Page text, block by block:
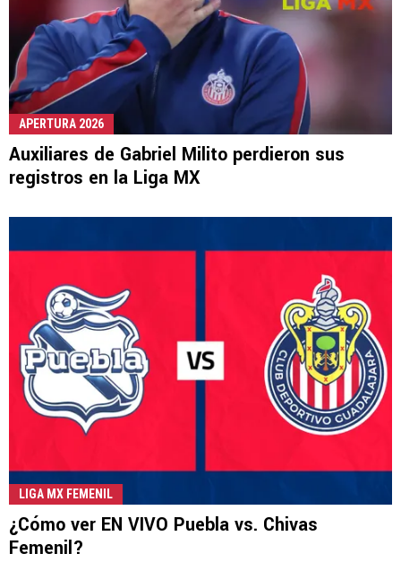
APERTURA 2026
Auxiliares de Gabriel Milito perdieron sus
registros en la Liga MX
LIGA MX FEMENIL
¿Cómo ver EN VIVO Puebla vs. Chivas
Femenil?